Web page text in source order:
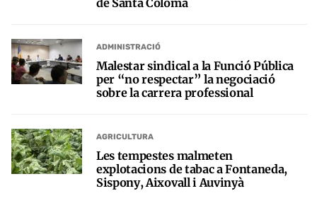
ADMINISTRACIÓ
Malestar sindical a la Funció Pública
per “no respectar” la negociació
sobre la carrera professional
AGRICULTURA
Les tempestes malmeten
explotacions de tabac a Fontaneda,
Sispony, Aixovall i Auvinyà